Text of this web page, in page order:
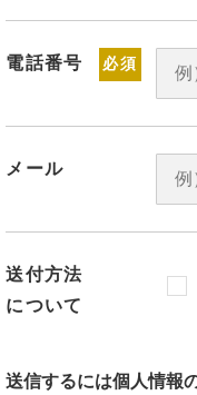
電話番号 必須
メール
送付方法
について
送信するには個人情報